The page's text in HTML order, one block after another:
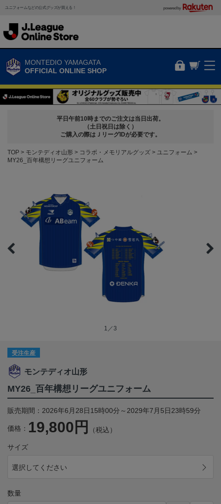
ユニフォームなどの公式グッズが買える！ powered by
MONTEDIO YAMAGATA
OFFICIAL ONLINE SHOP
平日午前10時までのご注文は当日出荷。
（土日祝日は除く）
ご購入の際はＪリーグIDが必要です。
TOP モンテディオ山形 コラボ・メモリアルグッズ
ユニフォーム
MY26_百年構想リーグユニフォーム
1／3
受注生産
モンテディオ山形
MY26_百年構想リーグユニフォーム
販売期間：2026年6月28日15時00分～2029年7月5日23時59分
価格： 19,800円 （税込）
サイズ
選択してください
数量